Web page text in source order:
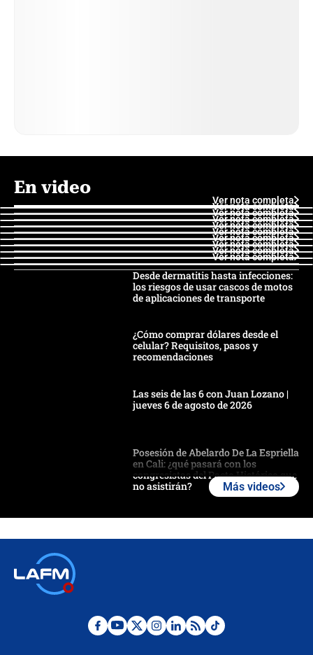
En video
Ver nota completa
Ver nota completa
Ver nota completa
Ver nota completa
Ver nota completa
Ver nota completa
Ver nota completa
Ver nota completa
Ver nota completa
Ver nota completa
Desde dermatitis hasta infecciones:
los riesgos de usar cascos de motos
de aplicaciones de transporte
¿Cómo comprar dólares desde el
celular? Requisitos, pasos y
recomendaciones
Las seis de las 6 con Juan Lozano |
jueves 6 de agosto de 2026
Posesión de Abelardo De La Espriella
en Cali: ¿qué pasará con los
congresistas del Pacto Histórico que
no asistirán?
¿Por qué De la Espriella gobernará
Más videos